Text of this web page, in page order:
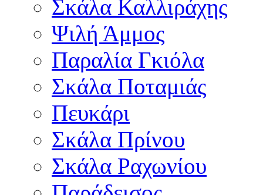
Σκάλα Καλλιράχης
Ψιλή Άμμος
Παραλία Γκιόλα
Σκάλα Ποταμιάς
Πευκάρι
Σκάλα Πρίνου
Σκάλα Ραχωνίου